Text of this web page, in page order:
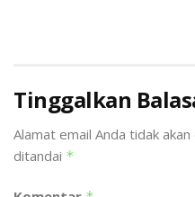
Tinggalkan
Alamat email Anda tidak akan
ditandai *